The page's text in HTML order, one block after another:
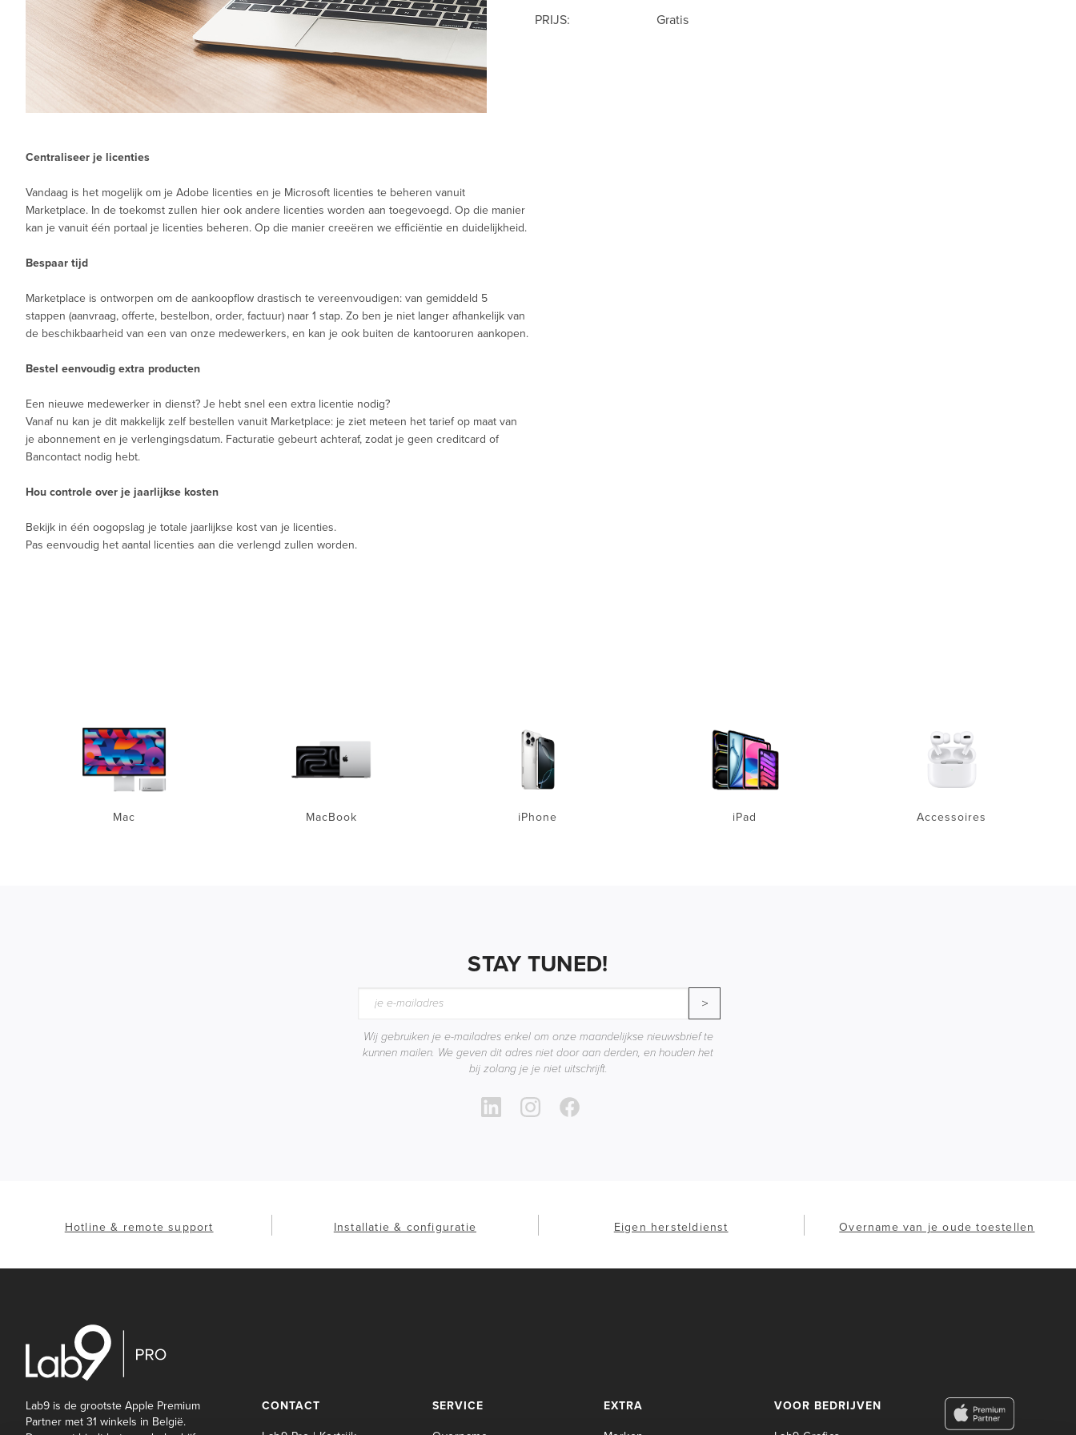
PRIJS: Gratis
Centraliseer je licenties
Vandaag is het mogelijk om je Adobe licenties en je Microsoft licenties te beheren vanuit
Marketplace. In de toekomst zullen hier ook andere licenties worden aan toegevoegd. Op die manier
kan je vanuit één portaal je licenties beheren. Op die manier creeëren we efficiëntie en duidelijkheid.
Bespaar tijd
Marketplace is ontworpen om de aankoopflow drastisch te vereenvoudigen: van gemiddeld 5
stappen (aanvraag, offerte, bestelbon, order, factuur) naar 1 stap. Zo ben je niet langer afhankelijk van
de beschikbaarheid van een van onze medewerkers, en kan je ook buiten de kantooruren aankopen.
Bestel eenvoudig extra producten
Een nieuwe medewerker in dienst? Je hebt snel een extra licentie nodig?
Vanaf nu kan je dit makkelijk zelf bestellen vanuit Marketplace: je ziet meteen het tarief op maat van
je abonnement en je verlengingsdatum. Facturatie gebeurt achteraf, zodat je geen creditcard of
Bancontact nodig hebt.
Hou controle over je jaarlijkse kosten
Bekijk in één oogopslag je totale jaarlijkse kost van je licenties.
Pas eenvoudig het aantal licenties aan die verlengd zullen worden.
Mac MacBook iPhone iPad Accessoires
STAY TUNED!
>
Wij gebruiken je e-mailadres enkel om onze maandelijkse nieuwsbrief te
kunnen mailen. We geven dit adres niet door aan derden, en houden het
bij zolang je je niet uitschrijft.
Hotline & remote support Installatie & configuratie Eigen hersteldienst Overname van je oude toestellen
Lab9 is de grootste Apple Premium
Partner met 31 winkels in België.
CONTACT
SERVICE
EXTRA
VOOR BEDRIJVEN